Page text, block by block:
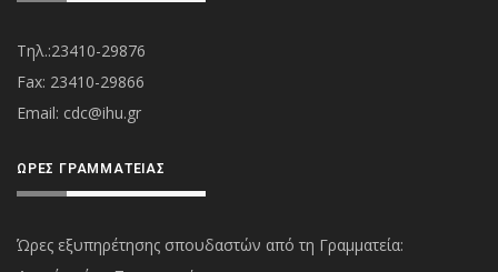
Τηλ.:23410-29876
Fax: 23410-29866
Εmail: cdc@ihu.gr
ΏΡΕΣ ΓΡΑΜΜΑΤΕΊΑΣ
Ώρες εξυπηρέτησης σπουδαστών από τη Γραμματεία: